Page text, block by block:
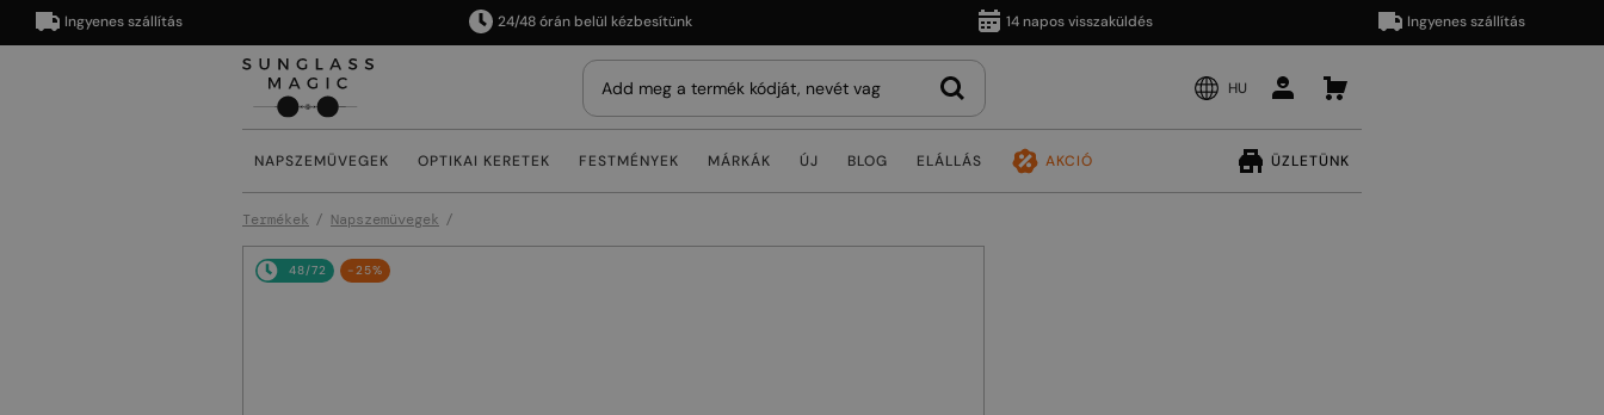
Ingyenes szállítás 24/48 órán belül kézbesítünk 14 napos visszaküldés Ingyenes szállítás
HU
NAPSZEMÜVEGEK OPTIKAI KERETEK FESTMÉNYEK MÁRKÁK ÚJ BLOG ELÁLLÁS AKCIÓ ÜZLETÜNK
Termékek Napszemüvegek
48/72 -25%